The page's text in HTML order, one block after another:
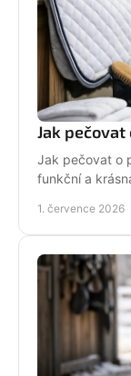
Jak
Jak pečovat o
funkční a
1. července 2026